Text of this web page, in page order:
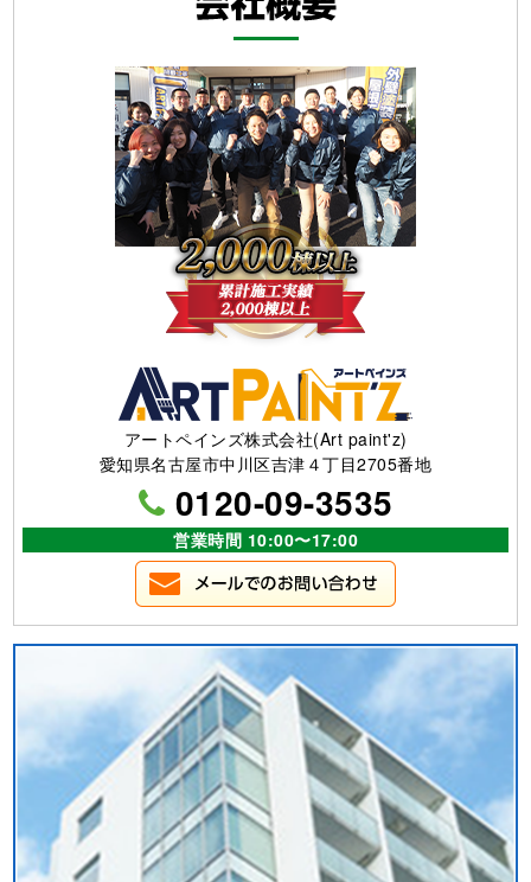
アートペインズ株式会社(Art paint'z)
愛知県名古屋市中川区吉津４丁目2705番地
0120-09-3535
営業時間 10:00〜17:00